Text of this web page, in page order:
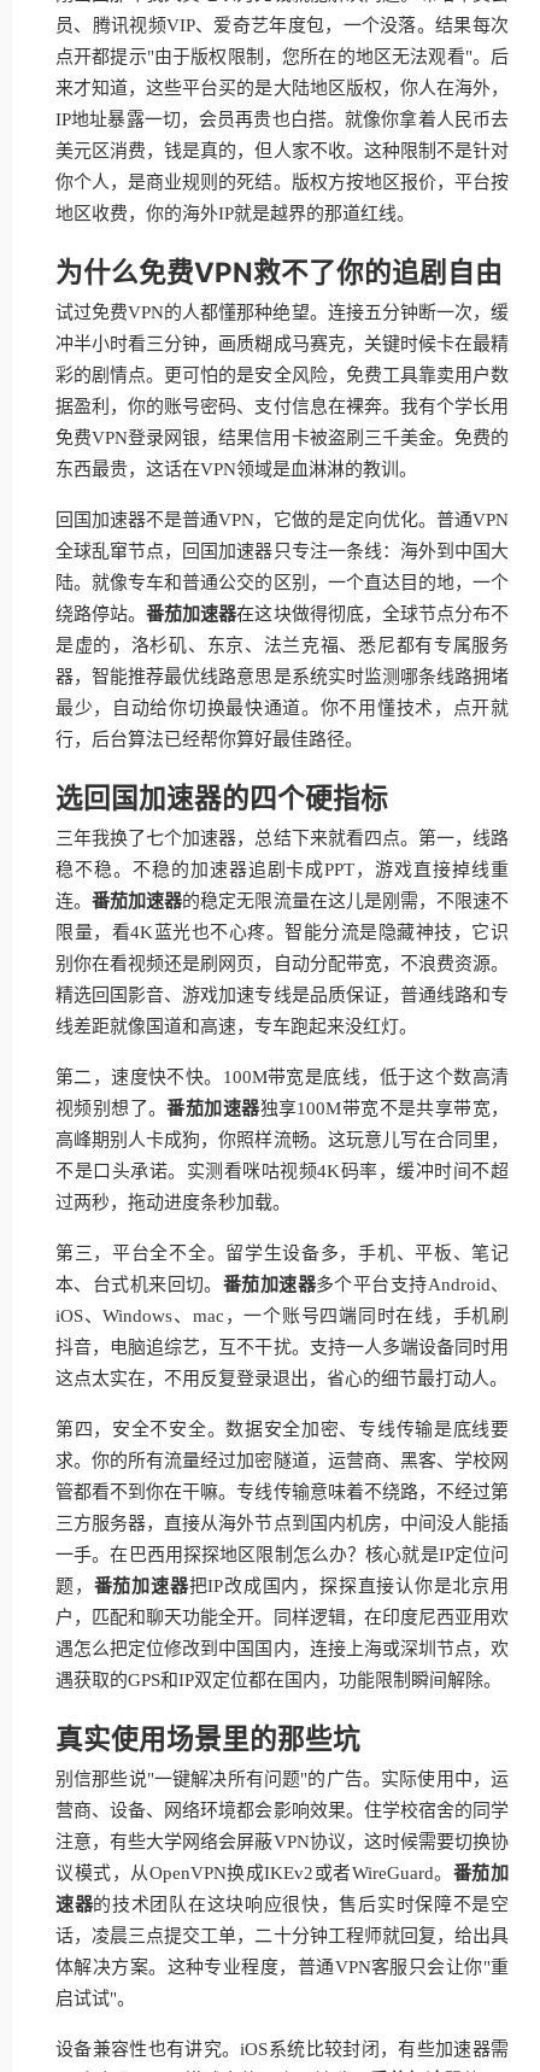
员、腾讯视频VIP、爱奇艺年度包，一个没落。结果每次
点开都提示"由于版权限制，您所在的地区无法观看"。后
来才知道，这些平台买的是大陆地区版权，你人在海外，
IP地址暴露一切，会员再贵也白搭。就像你拿着人民币去
美元区消费，钱是真的，但人家不收。这种限制不是针对
你个人，是商业规则的死结。版权方按地区报价，平台按
地区收费，你的海外IP就是越界的那道红线。
为什么免费VPN救不了你的追剧自由
试过免费VPN的人都懂那种绝望。连接五分钟断一次，缓
冲半小时看三分钟，画质糊成马赛克，关键时候卡在最精
彩的剧情点。更可怕的是安全风险，免费工具靠卖用户数
据盈利，你的账号密码、支付信息在裸奔。我有个学长用
免费VPN登录网银，结果信用卡被盗刷三千美金。免费的
东西最贵，这话在VPN领域是血淋淋的教训。
回国加速器不是普通VPN，它做的是定向优化。普通VPN
全球乱窜节点，回国加速器只专注一条线：海外到中国大
陆。就像专车和普通公交的区别，一个直达目的地，一个
绕路停站。番茄加速器在这块做得彻底，全球节点分布不
是虚的，洛杉矶、东京、法兰克福、悉尼都有专属服务
器，智能推荐最优线路意思是系统实时监测哪条线路拥堵
最少，自动给你切换最快通道。你不用懂技术，点开就
行，后台算法已经帮你算好最佳路径。
选回国加速器的四个硬指标
三年我换了七个加速器，总结下来就看四点。第一，线路
稳不稳。不稳的加速器追剧卡成PPT，游戏直接掉线重
连。番茄加速器的稳定无限流量在这儿是刚需，不限速不
限量，看4K蓝光也不心疼。智能分流是隐藏神技，它识
别你在看视频还是刷网页，自动分配带宽，不浪费资源。
精选回国影音、游戏加速专线是品质保证，普通线路和专
线差距就像国道和高速，专车跑起来没红灯。
第二，速度快不快。100M带宽是底线，低于这个数高清
视频别想了。番茄加速器独享100M带宽不是共享带宽，
高峰期别人卡成狗，你照样流畅。这玩意儿写在合同里，
不是口头承诺。实测看咪咕视频4K码率，缓冲时间不超
过两秒，拖动进度条秒加载。
第三，平台全不全。留学生设备多，手机、平板、笔记
本、台式机来回切。 番茄加速器多个平台支持Android、
iOS、Windows、mac，一个账号四端同时在线，手机刷
抖音，电脑追综艺，互不干扰。支持一人多端设备同时用
这点太实在，不用反复登录退出，省心的细节最打动人。
第四，安全不安全。数据安全加密、专线传输是底线要
求。你的所有流量经过加密隧道，运营商、黑客、学校网
管都看不到你在干嘛。专线传输意味着不绕路，不经过第
三方服务器，直接从海外节点到国内机房，中间没人能插
一手。在巴西用探探地区限制怎么办？核心就是IP定位问
题， 番茄加速器把IP改成国内，探探直接认你是北京用
户，匹配和聊天功能全开。同样逻辑，在印度尼西亚用欢
遇怎么把定位修改到中国国内，连接上海或深圳节点，欢
遇获取的GPS和IP双定位都在国内，功能限制瞬间解除。
真实使用场景里的那些坑
别信那些说"一键解决所有问题"的广告。实际使用中，运
营商、设备、网络环境都会影响效果。住学校宿舍的同学
注意，有些大学网络会屏蔽VPN协议，这时候需要切换协
议模式，从OpenVPN换成IKEv2或者WireGuard。 番茄加
速器的技术团队在这块响应很快，售后实时保障不是空
话，凌晨三点提交工单，二十分钟工程师就回复，给出具
体解决方案。这种专业程度，普通VPN客服只会让你"重
启试试"。
设备兼容性也有讲究。iOS系统比较封闭，有些加速器需